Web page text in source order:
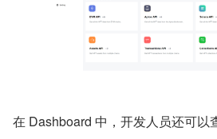
在 Dashboard 中，开发人员还可以